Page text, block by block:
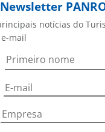
Newsletter
notícias do
mail